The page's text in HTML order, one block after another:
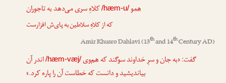
همو/hæm-u/کلاهِ سری می‌دهد به تاجوران
که از کلاهِ سلاطین به پای‌ش افزارست
Amir Khusro Dahlavi(13thand 14thCentury AD)
گفت: «به جان و سرِ خداوند سوگند کههم‌وی/hæm-væj/اندر آن
بیاندیشید و دانست که خطاست آن را پاره کرد.»